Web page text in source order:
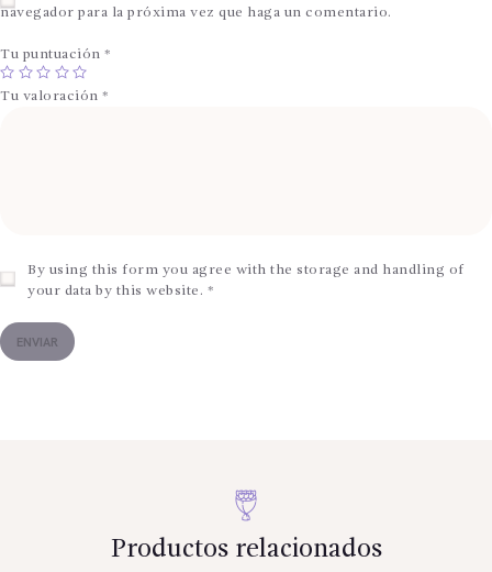
navegador para la próxima vez que haga un comentario.
Tu puntuación *
Tu valoración *
By using this form you agree with the storage and handling of
your data by this website. *
Productos relacionados